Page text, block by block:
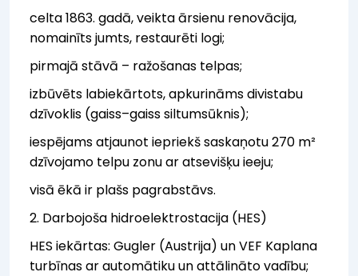
celta 1863. gadā, veikta ārsienu renovācija,
nomainīts jumts, restaurēti logi;
pirmajā stāvā – ražošanas telpas;
izbūvēts labiekārtots, apkurināms divistabu
dzīvoklis (gaiss–gaiss siltumsūknis);
iespējams atjaunot iepriekš saskaņotu 270 m²
dzīvojamo telpu zonu ar atsevišķu ieeju;
visā ēkā ir plašs pagrabstāvs.
2. Darbojoša hidroelektrostacija (HES)
HES iekārtas: Gugler (Austrija) un VEF Kaplana
turbīnas ar automātiku un attālināto vadību;